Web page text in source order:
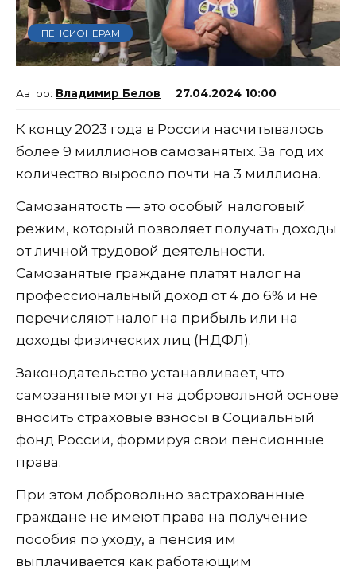
ПЕНСИОНЕРАМ
Владимир Белов 27.04.2024 10:00
К концу 2023 года в России насчитывалось
более 9 миллионов самозанятых. За год их
количество выросло почти на 3 миллиона.
Самозанятость — это особый налоговый
режим, который позволяет получать доходы
от личной трудовой деятельности.
Самозанятые граждане платят налог на
профессиональный доход от 4 до 6% и не
перечисляют налог на прибыль или на
доходы физических лиц (НДФЛ).
Законодательство устанавливает, что
самозанятые могут на добровольной основе
вносить страховые взносы в Социальный
фонд России, формируя свои пенсионные
права.
При этом добровольно застрахованные
граждане не имеют права на получение
пособия по уходу, а пенсия им
выплачивается как работающим